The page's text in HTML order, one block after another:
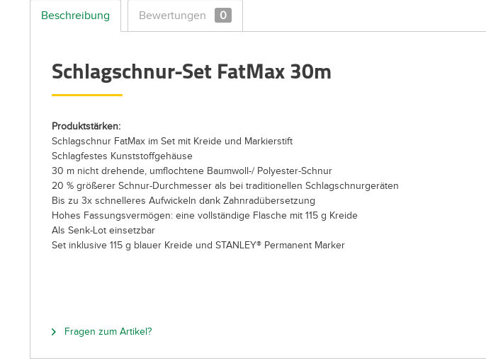
Beschreibung Bewertungen 0
Schlagschnur-Set FatMax 30m
Produktstärken:
Schlagschnur FatMax im Set mit Kreide und Markierstift
Schlagfestes Kunststoffgehäuse
30 m nicht drehende, umflochtene Baumwoll-/ Polyester-Schnur
20 % größerer Schnur-Durchmesser als bei traditionellen Schlagschnurgeräten
Bis zu 3x schnelleres Aufwickeln dank Zahnradübersetzung
Hohes Fassungsvermögen: eine vollständige Flasche mit 115 g Kreide
Als Senk-Lot einsetzbar
Set inklusive 115 g blauer Kreide und STANLEY® Permanent Marker
Fragen zum Artikel?